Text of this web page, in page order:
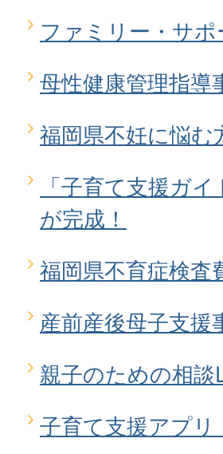
ファミリー・サ
母性健康管理指導
福岡県不妊に悩む
「子育て支援ガ
が完成！
福岡県不育症検査
産前産後母子支援
親子のための相談
子育て支援アプ